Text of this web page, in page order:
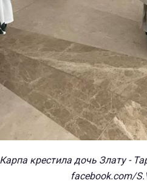
крестила дочь Злату -
facebook.com/